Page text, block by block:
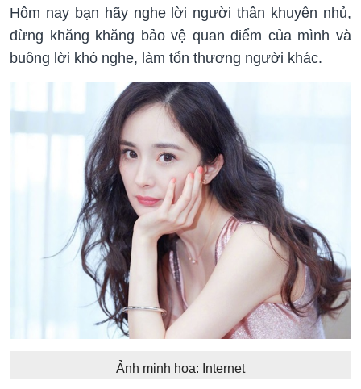
Hôm nay bạn hãy nghe lời người thân khuyên nhủ,
đừng khăng khăng bảo vệ quan điểm của mình và
buông lời khó nghe, làm tổn thương người khác.
Ảnh minh họa: Internet